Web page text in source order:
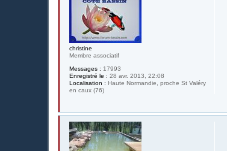
christine
Membre associatif
Messages : 17993
Enregistré le : 28 avr. 2013, 22:08
Localisation : Haute Normandie, proche St Valéry
en caux (76)